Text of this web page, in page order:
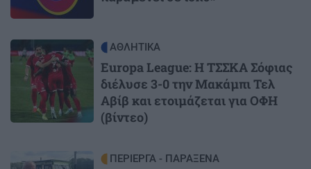
Image ΑΘΛΗΤΙΚΑ
Europa League: Η ΤΣΣΚΑ Σόφιας
διέλυσε 3-0 την Μακάμπι Τελ
Αβίβ και ετοιμάζεται για ΟΦΗ
(βίντεο)
Image ΠΕΡΙΕΡΓΑ - ΠΑΡΑΞΕΝΑ